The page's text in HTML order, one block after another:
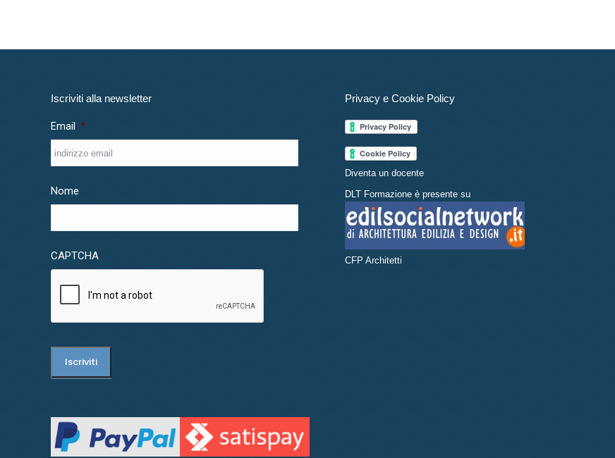
Iscriviti alla newsletter
Email *
Nome
CAPTCHA
Privacy e Cookie Policy
Diventa un docente
DLT Formazione è presente su
CFP Architetti